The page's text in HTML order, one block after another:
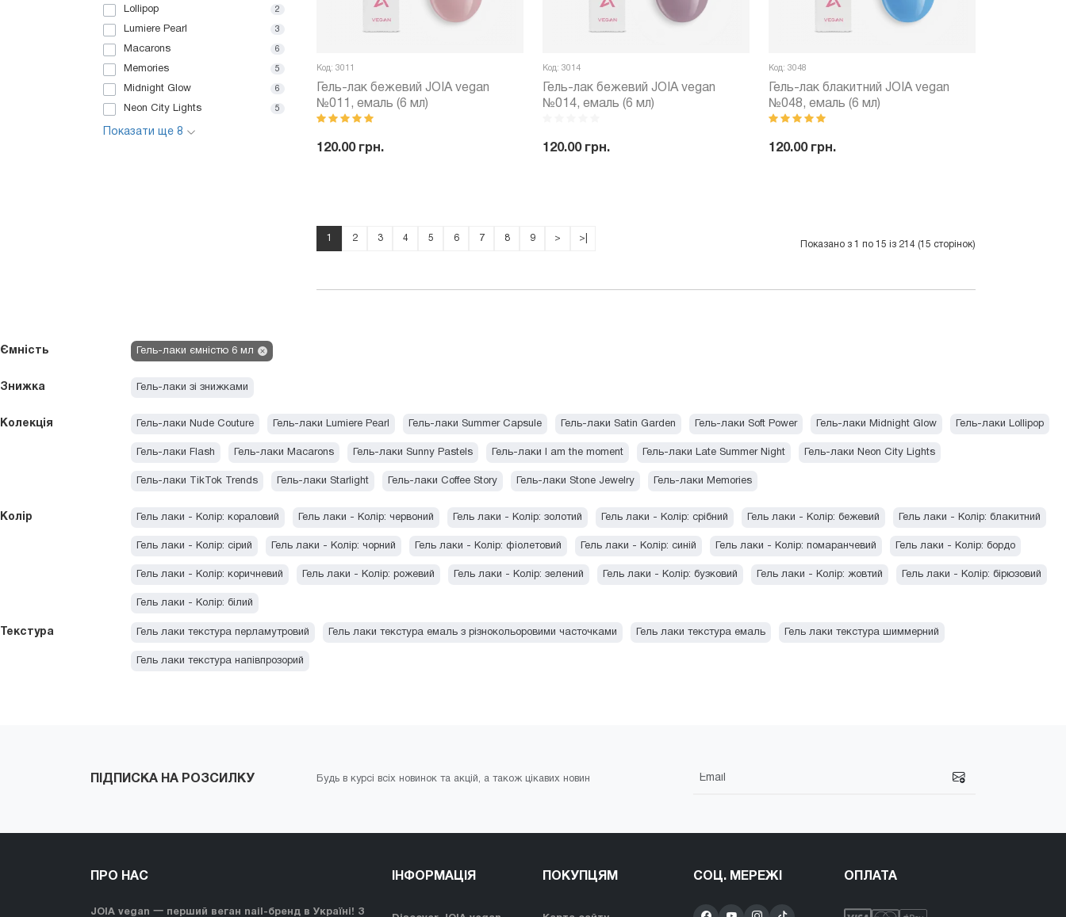
Lollipop 2
Lumiere Pearl 3
Macarons 6
Memories 5
Midnight Glow 6
Neon City Lights 5
Показати ще 8
Код: 3011
Гель-лак бежевий JOIA vegan
№011, емаль (6 мл)
120.00 грн.
Код: 3014
Гель-лак бежевий JOIA vegan
№014, емаль (6 мл)
120.00 грн.
Код: 3048
Гель-лак блакитний JOIA vegan
№048, емаль (6 мл)
120.00 грн.
1 2 3 4 5 6 7 8 9 > >|
Показано з 1 по 15 із 214 (15 сторінок)
Ємність Гель-лаки ємністю 6 мл
Знижка Гель-лаки зі знижками
Колекція Гель-лаки Nude Couture Гель-лаки Lumiere Pearl Гель-лаки Summer Capsule Гель-лаки Satin Garden Гель-лаки Soft Power Гель-лаки Midnight Glow Гель-лаки Lollipop
Гель-лаки Flash Гель-лаки Macarons Гель-лаки Sunny Pastels Гель-лаки I am the moment Гель-лаки Late Summer Night Гель-лаки Neon City Lights
Гель-лаки TikTok Trends Гель-лаки Starlight Гель-лаки Coffee Story Гель-лаки Stone Jewelry Гель-лаки Memories
Колір Гель лаки - Колір: кораловий Гель лаки - Колір: червоний Гель лаки - Колір: золотий Гель лаки - Колір: срібний Гель лаки - Колір: бежевий Гель лаки - Колір: блакитний
Гель лаки - Колір: сірий Гель лаки - Колір: чорний Гель лаки - Колір: фіолетовий Гель лаки - Колір: синій Гель лаки - Колір: помаранчевий Гель лаки - Колір: бордо
Гель лаки - Колір: коричневий Гель лаки - Колір: рожевий Гель лаки - Колір: зелений Гель лаки - Колір: бузковий Гель лаки - Колір: жовтий Гель лаки - Колір: бірюзовий
Гель лаки - Колір: білий
Текстура Гель лаки текстура перламутровий Гель лаки текстура емаль з різнокольоровими часточками Гель лаки текстура емаль Гель лаки текстура шиммерний
Гель лаки текстура напівпрозорий
ПІДПИСКА НА РОЗСИЛКУ Будь в курсі всіх новинок та акцій, а також цікавих новин
ПРО НАС
JOIA vegan 一 перший веган nail-бренд в Україні! З
ІНФОРМАЦІЯ ПОКУПЦЯМ СОЦ. МЕРЕЖІ ОПЛАТА